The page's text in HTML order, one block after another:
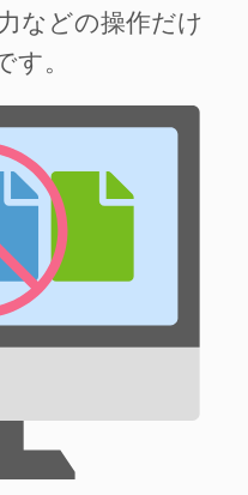
などの操作だけ
。